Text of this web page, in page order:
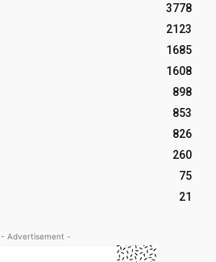
3778
2123
1685
1608
898
853
826
260
75
21
- Advertisement -